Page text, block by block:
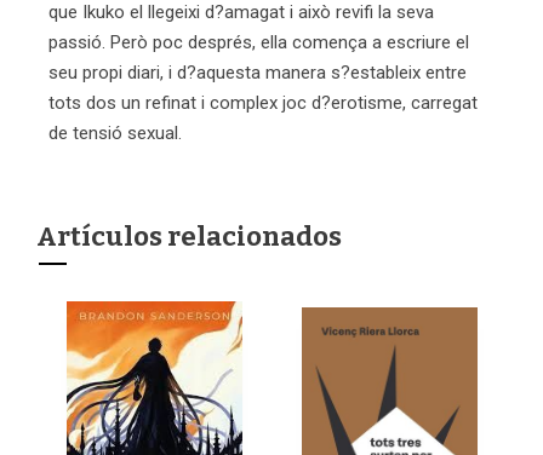
que Ikuko el llegeixi d?amagat i això revifi la seva
passió. Però poc després, ella comença a escriure el
seu propi diari, i d?aquesta manera s?estableix entre
tots dos un refinat i complex joc d?erotisme, carregat
de tensió sexual.
Artículos relacionados